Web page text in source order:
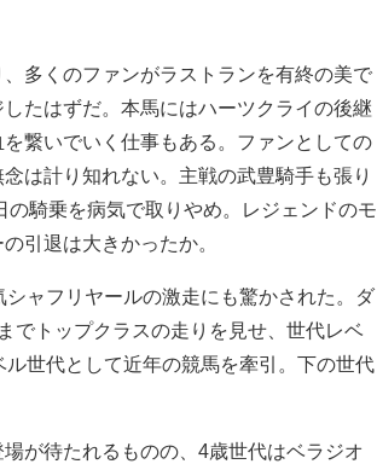
多くのファンがラストランを有終の美で
たはずだ。本馬にはハーツクライの後継
繋いでいく仕事もある。ファンとしての
は計り知れない。主戦の武豊騎手も張り
騎乗を病気で取りやめ。レジェンドのモ
引退は大きかったか。
ャフリヤールの激走にも驚かされた。ダ
でトップクラスの走りを見せ、世代レベ
世代として近年の競馬を牽引。下の世代
が待たれるものの、4歳世代はベラジオ